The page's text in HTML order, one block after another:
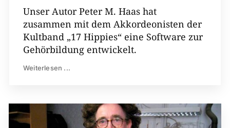
Unser Autor Peter M. Haas hat
zusammen mit dem Akkordeonisten der
Kultband „17 Hippies“ eine Software zur
Gehörbildung entwickelt.
Weiterlesen ...